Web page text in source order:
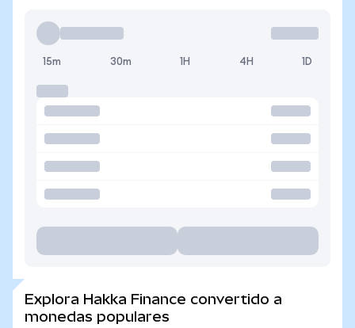
15m 30m 1H 4H 1D
Explora Hakka Finance convertido a
monedas populares